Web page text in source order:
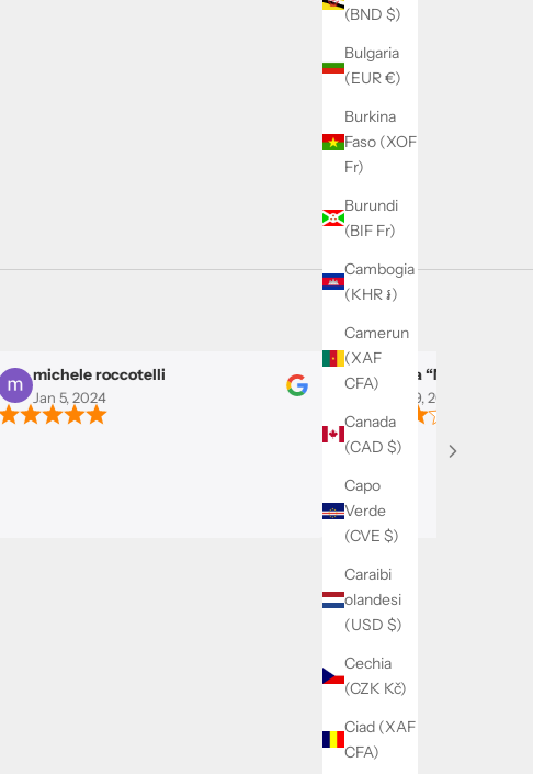
(BND $)
Bulgaria
(EUR €)
Burkina
Faso (XOF
Fr)
Burundi
(BIF Fr)
Cambogia
(KHR ៛)
Camerun
(XAF
CFA)
Canada
(CAD $)
Capo
Verde
(CVE $)
Caraibi
olandesi
(USD $)
Cechia
(CZK Kč)
Ciad (XAF
CFA)
michele roccotelli
Jan 5, 2024 Dec 29, 2023